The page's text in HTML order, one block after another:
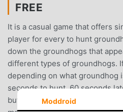
FREE
It is a casual game that offers
player for every to hunt
down the groundhogs that
different types of groundhogs.
depending on what groundhog
seconds to hunt. 60 seconds
button, the result will be
Moddroid